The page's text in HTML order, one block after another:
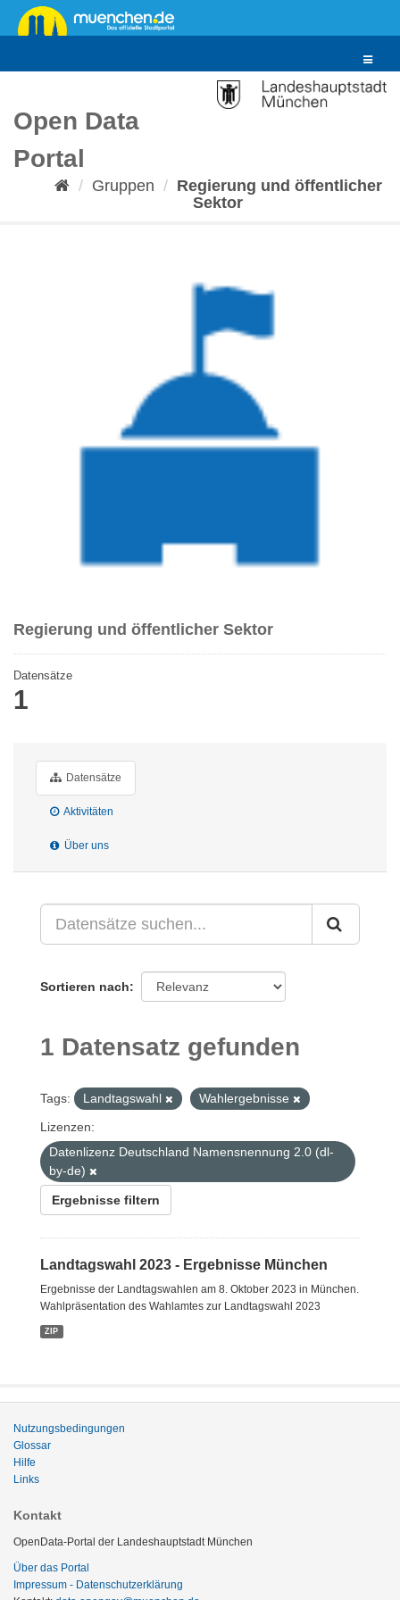
Überspringen
zum
Toggle
Open Data
Portal
Gruppen
Regierung und öffentlicher
Sektor
Regierung und öffentlicher Sektor
Datensätze
1
Datensätze
Aktivitäten
Über uns
Sortieren nach
1 Datensatz gefunden
Tags: Landtagswahl
Wahlergebnisse
Lizenzen:
Datenlizenz Deutschland Namensnennung 2.0 (dl-
by-de)
Ergebnisse filtern
Landtagswahl 2023 - Ergebnisse München
Ergebnisse der Landtagswahlen am 8. Oktober 2023 in München.
Wahlpräsentation des Wahlamtes zur Landtagswahl 2023
ZIP
Nutzungsbedingungen
Glossar
Hilfe
Links
Kontakt
OpenData-Portal der Landeshauptstadt München
Über das Portal
Impressum - Datenschutzerklärung